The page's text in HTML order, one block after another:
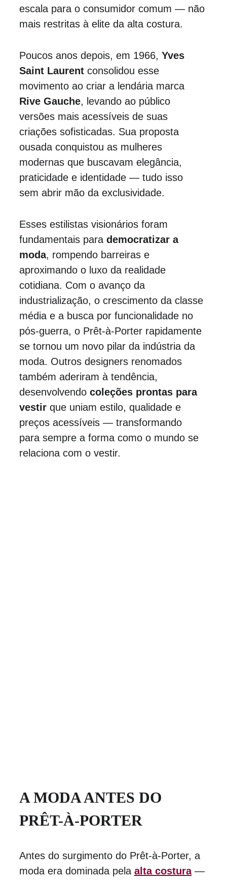
A MODA ANTES DO
PRÊT-À-PORTER
Antes do surgimento do Prêt-à-Porter, a
moda era dominada pela alta costura —
escala para o consumidor comum — não
mais restritas à elite da alta costura.
Poucos anos depois, em 1966, Yves
Saint Laurent consolidou esse
movimento ao criar a lendária marca
Rive Gauche, levando ao público
versões mais acessíveis de suas
criações sofisticadas. Sua proposta
ousada conquistou as mulheres
modernas que buscavam elegância,
praticidade e identidade — tudo isso
sem abrir mão da exclusividade.
Esses estilistas visionários foram
fundamentais para democratizar a
moda, rompendo barreiras e
aproximando o luxo da realidade
cotidiana. Com o avanço da
industrialização, o crescimento da classe
média e a busca por funcionalidade no
pós-guerra, o Prêt-à-Porter rapidamente
se tornou um novo pilar da indústria da
moda. Outros designers renomados
também aderiram à tendência,
desenvolvendo coleções prontas para
vestir que uniam estilo, qualidade e
preços acessíveis — transformando
para sempre a forma como o mundo se
relaciona com o vestir.